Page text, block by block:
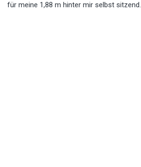
für meine 1,88 m hinter mir selbst sitzend.